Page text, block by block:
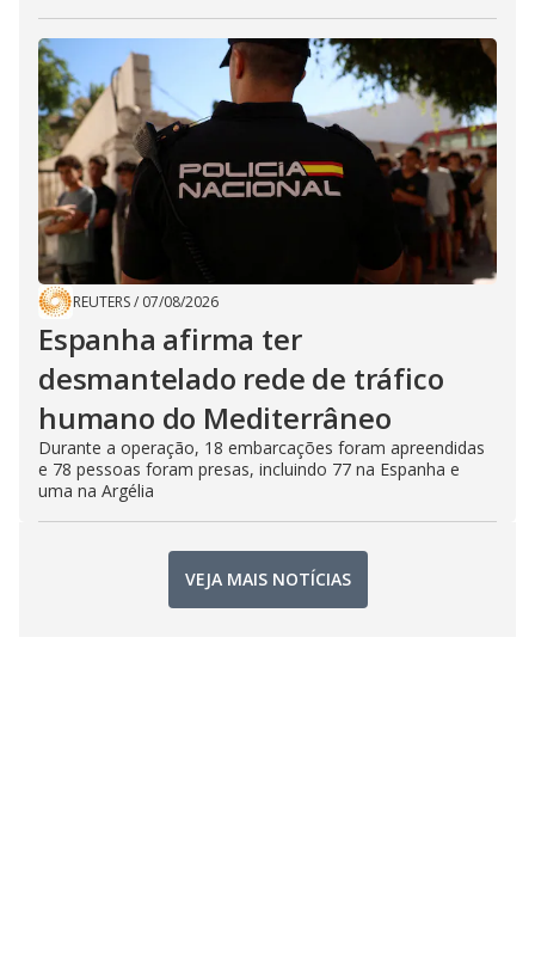
REUTERS/ 07/08/2026
Espanha afirma ter
desmantelado rede de tráfico
humano do Mediterrâneo
Durante a operação, 18 embarcações foram apreendidas
e 78 pessoas foram presas, incluindo 77 na Espanha e
uma na Argélia
VEJA MAIS NOTÍCIAS